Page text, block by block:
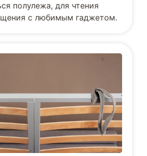
полулежа, для чтения
с любимым гаджетом.